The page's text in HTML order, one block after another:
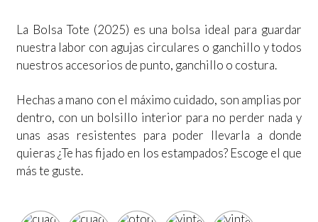
de un cliente
La Bolsa Tote (2025) es una bolsa ideal para guardar
nuestra labor con agujas circulares o ganchillo y todos
nuestros accesorios de punto, ganchillo o costura.
Hechas a mano con el máximo cuidado, son amplias por
dentro, con un bolsillo interior para no perder nada y
unas asas resistentes para poder llevarla a donde
quieras ¿Te has fijado en los estampados? Escoge el que
más te guste.